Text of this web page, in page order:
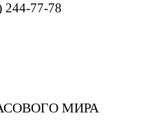
244-77-78
МИРА